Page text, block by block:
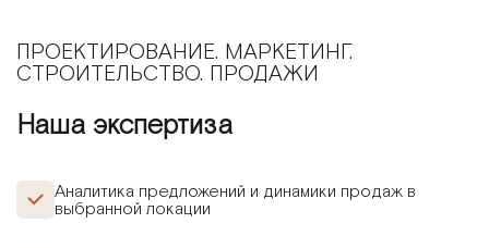
ПРОЕКТИРОВАНИЕ. МАРКЕТИНГ.
СТРОИТЕЛЬСТВО. ПРОДАЖИ
Наша экспертиза
Аналитика предложений и динамики продаж в
выбранной локации